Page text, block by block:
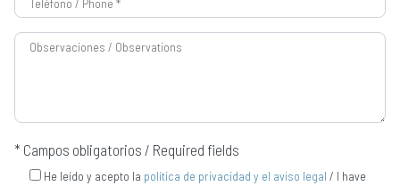
* Campos obligatorios / Required fields
He leído y acepto la política de privacidad y el aviso legal / I have